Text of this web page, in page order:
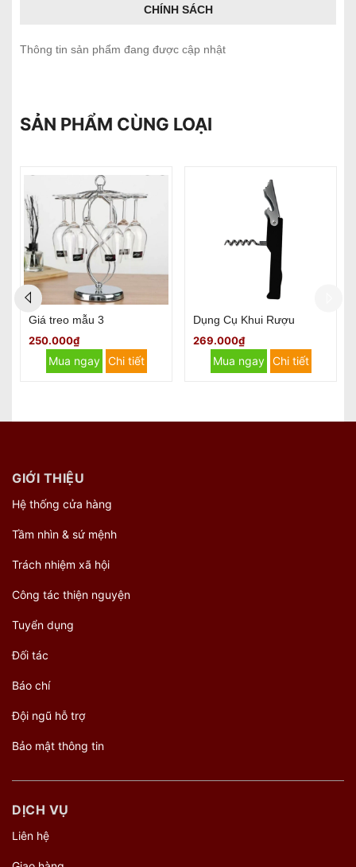
CHÍNH SÁCH
Thông tin sản phẩm đang được cập nhật
SẢN PHẨM CÙNG LOẠI
Giá treo mẫu 3
250.000₫
Mua ngay Chi tiết
Dụng Cụ Khui Rượu
269.000₫
Mua ngay Chi tiết
GIỚI THIỆU
Hệ thống cửa hàng
Tầm nhìn & sứ mệnh
Trách nhiệm xã hội
Công tác thiện nguyện
Tuyển dụng
Đối tác
Báo chí
Đội ngũ hỗ trợ
Bảo mật thông tin
DỊCH VỤ
Liên hệ